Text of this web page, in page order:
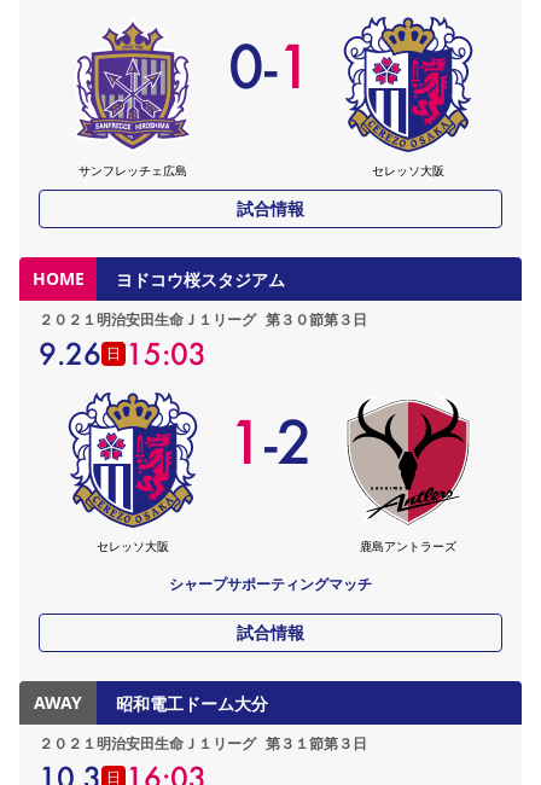
サンフレッチェ広島
0-1
セレッソ大阪
試合情報
HOME ヨドコウ桜スタジアム
２０２１明治安田生命Ｊ１リーグ 第３０節第３日
9.26 日 15:03
セレッソ大阪
1-2
鹿島アントラーズ
シャープサポーティングマッチ
試合情報
AWAY 昭和電工ドーム大分
２０２１明治安田生命Ｊ１リーグ 第３１節第３日
10.3 日 16:03